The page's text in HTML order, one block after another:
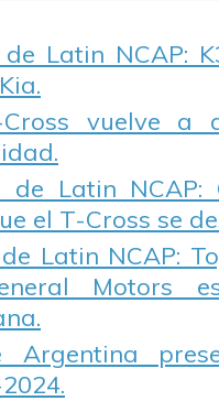
de Latin NCAP:
Cross vuelve a
de Latin NCAP:
el T-Cross se
Latin NCAP:
Motors
Argentina